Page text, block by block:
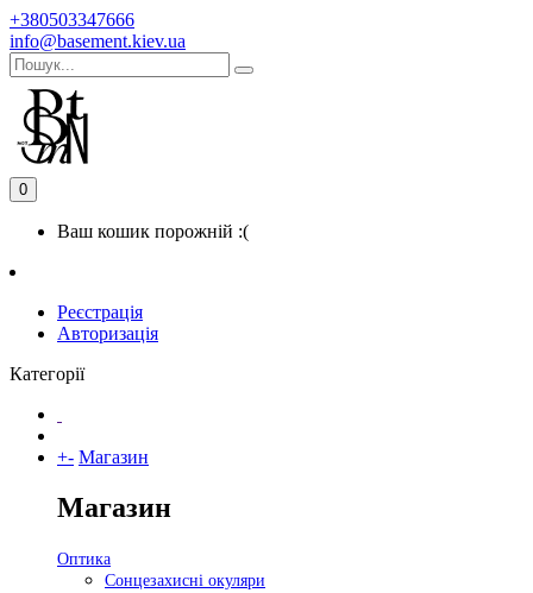
+380503347666
info@basement.kiev.ua
0
Ваш кошик порожній :(
Реєстрація
Авторизація
Категорії
+- Магазин
Магазин
Оптика
Сонцезахисні окуляри